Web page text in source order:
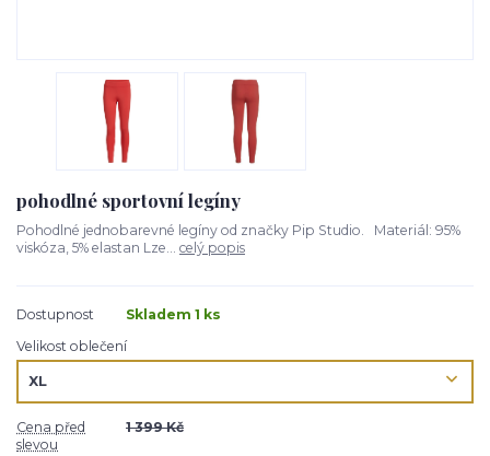
pohodlné sportovní legíny
Pohodlné jednobarevné legíny od značky Pip Studio. Materiál: 95%
viskóza, 5% elastan Lze... celý popis
Dostupnost
Skladem 1 ks
Velikost oblečení
Cena před
slevou
1 399 Kč